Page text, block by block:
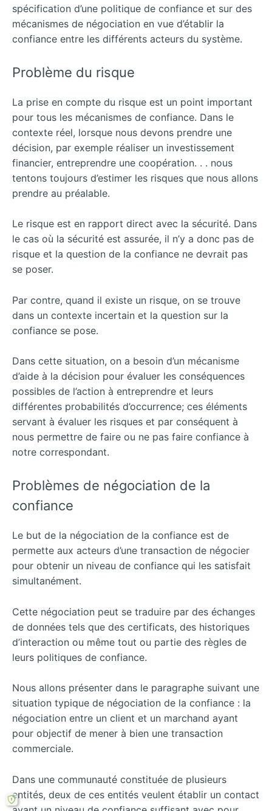
spécification d’une politique de confiance et sur des
mécanismes de négociation en vue d’établir la
confiance entre les différents acteurs du système.
Problème du risque
La prise en compte du risque est un point important
pour tous les mécanismes de confiance. Dans le
contexte réel, lorsque nous devons prendre une
décision, par exemple réaliser un investissement
financier, entreprendre une coopération. . . nous
tentons toujours d’estimer les risques que nous allons
prendre au préalable.
Le risque est en rapport direct avec la sécurité. Dans
le cas où la sécurité est assurée, il n’y a donc pas de
risque et la question de la confiance ne devrait pas
se poser.
Par contre, quand il existe un risque, on se trouve
dans un contexte incertain et la question sur la
confiance se pose.
Dans cette situation, on a besoin d’un mécanisme
d’aide à la décision pour évaluer les conséquences
possibles de l’action à entreprendre et leurs
différentes probabilités d’occurrence; ces éléments
servant à évaluer les risques et par conséquent à
nous permettre de faire ou ne pas faire confiance à
notre correspondant.
Problèmes de négociation de la
confiance
Le but de la négociation de la confiance est de
permette aux acteurs d’une transaction de négocier
pour obtenir un niveau de confiance qui les satisfait
simultanément.
Cette négociation peut se traduire par des échanges
de données tels que des certificats, des historiques
d’interaction ou même tout ou partie des règles de
leurs politiques de confiance.
Nous allons présenter dans le paragraphe suivant une
situation typique de négociation de la confiance : la
négociation entre un client et un marchand ayant
pour objectif de mener à bien une transaction
commerciale.
Dans une communauté constituée de plusieurs
entités, deux de ces entités veulent établir un contact